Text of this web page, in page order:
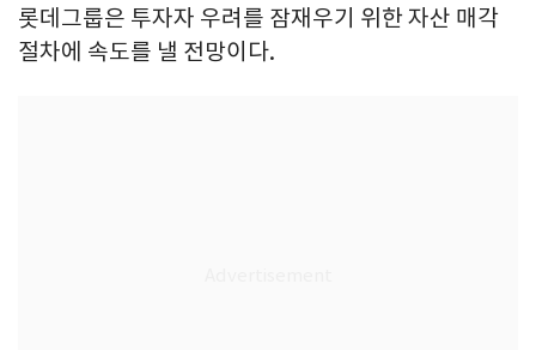
롯데그룹은 투자자 우려를 잠재우기 위한 자산 매각
절차에 속도를 낼 전망이다.